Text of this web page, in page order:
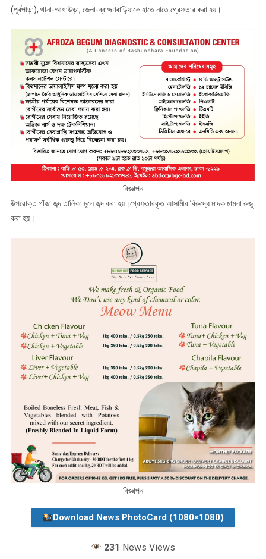
(পূর্বপাড়া), থানা-আখাউড়া, জেলা-ব্রাহ্মণবাড়িয়াকে হাতে নাতে গ্রেফতার করা হয়।
বিজ্ঞাপন
উপরোক্ত গাঁজা জব্দ তালিকা মূলে জব্দ করা হয়।গ্রেফতারকৃত আসামীর বিরুদ্ধে মাদক মামলা রুজু
করা হয়।
বিজ্ঞাপন
Download News PhotoCard (1080×1080)
231 News Views